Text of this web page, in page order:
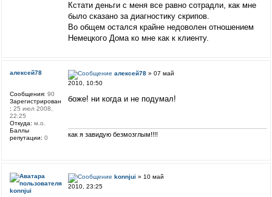
Кстати деньги с меня все равно сотрадли, как мне
было сказано за диагностику скрипов.
Во общем остался крайне недоволен отношением
Немецкого Дома ко мне как к клиенту.
алексей78» 07 май
2010, 10:50
боже! ни когда и не подумал!
как я завидую безмозглым!!!!
алексей78
Сообщения: 90
Зарегистрирован
: 25 июл 2008,
22:25
Откуда: м.о.
Баллы
репутации: 0
konnjui » 10 май
2010, 23:25
konnjui